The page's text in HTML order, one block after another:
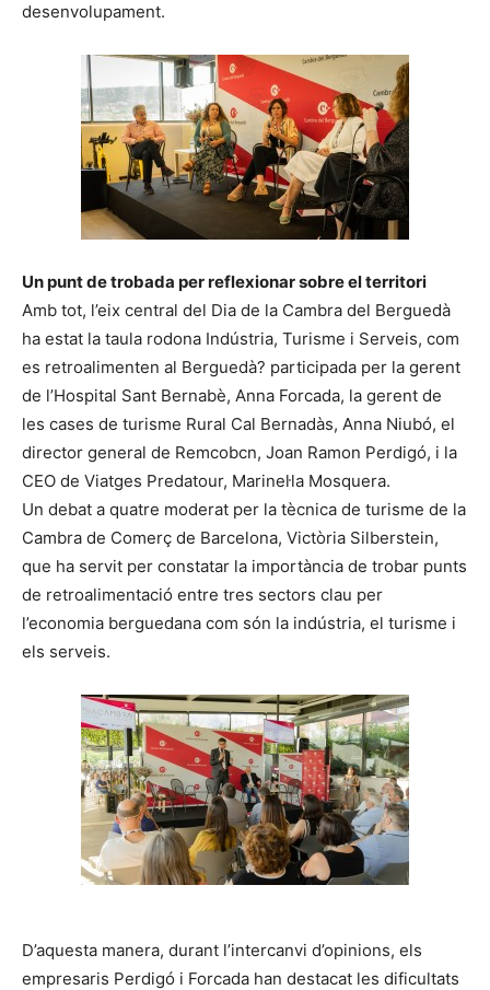
desenvolupament.
Un punt de trobada per reflexionar sobre el territori
Amb tot, l’eix central del Dia de la Cambra del Berguedà
ha estat la taula rodona Indústria, Turisme i Serveis, com
es retroalimenten al Berguedà? participada per la gerent
de l’Hospital Sant Bernabè, Anna Forcada, la gerent de
les cases de turisme Rural Cal Bernadàs, Anna Niubó, el
director general de Remcobcn, Joan Ramon Perdigó, i la
CEO de Viatges Predatour, Marinel·la Mosquera.
Un debat a quatre moderat per la tècnica de turisme de la
Cambra de Comerç de Barcelona, Victòria Silberstein,
que ha servit per constatar la importància de trobar punts
de retroalimentació entre tres sectors clau per
l’economia berguedana com són la indústria, el turisme i
els serveis.
D’aquesta manera, durant l’intercanvi d’opinions, els
empresaris Perdigó i Forcada han destacat les dificultats